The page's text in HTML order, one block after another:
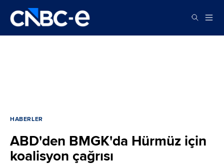
HABERLER
ABD'den BMGK'da Hürmüz için
koalisyon çağrısı